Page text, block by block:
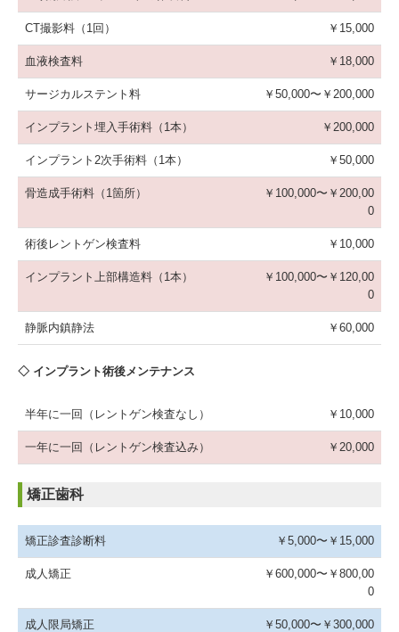
CT撮影料（1回） ￥15,000
血液検査料 ￥18,000
サージカルステント料 ￥50,000〜￥200,000
インプラント埋入手術料（1本） ￥200,000
インプラント2次手術料（1本） ￥50,000
骨造成手術料（1箇所）
￥100,000〜￥200,00
0
術後レントゲン検査料 ￥10,000
インプラント上部構造料（1本）
￥100,000〜￥120,00
0
静脈内鎮静法 ￥60,000
◇ インプラント術後メンテナンス
半年に一回（レントゲン検査なし） ￥10,000
一年に一回（レントゲン検査込み） ￥20,000
矯正歯科
矯正診査診断料 ￥5,000〜￥15,000
成人矯正
￥600,000〜￥800,00
0
成人限局矯正 ￥50,000〜￥300,000